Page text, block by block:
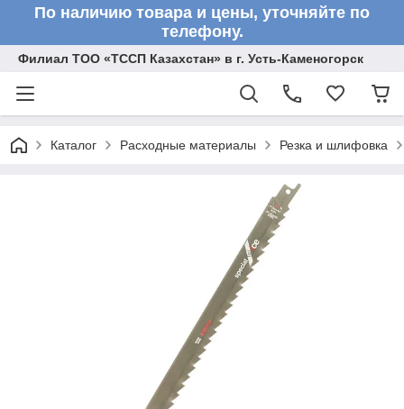
По наличию товара и цены, уточняйте по
телефону.
Филиал ТОО «ТССП Казахстан» в г. Усть-Каменогорск
Каталог Расходные материалы Резка и шлифовка